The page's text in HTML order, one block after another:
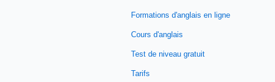
Formations d'anglais en ligne
Cours d'anglais
Test de niveau gratuit
Tarifs